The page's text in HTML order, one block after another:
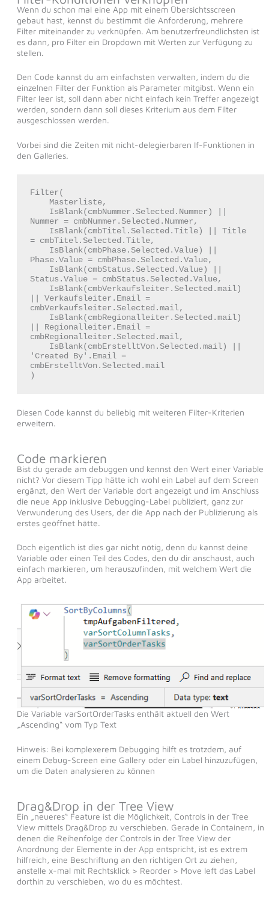
Wenn du schon mal eine App mit einem Übersichtsscreen
gebaut hast, kennst du bestimmt die Anforderung, mehrere
Filter miteinander zu verknüpfen. Am benutzerfreundlichsten ist
es dann, pro Filter ein Dropdown mit Werten zur Verfügung zu
stellen.
Den Code kannst du am einfachsten verwalten, indem du die
einzelnen Filter der Funktion als Parameter mitgibst. Wenn ein
Filter leer ist, soll dann aber nicht einfach kein Treffer angezeigt
werden, sondern dann soll dieses Kriterium aus dem Filter
ausgeschlossen werden.
Vorbei sind die Zeiten mit nicht-delegierbaren If-Funktionen in
den Galleries.
Filter(
Nummer = cmbNummer.Selected.Nummer,
= cmbTitel.Selected.Title,
Phase.Value = cmbPhase.Selected.Value,
Status.Value = cmbStatus.Selected.Value,
|| Verkaufsleiter.Email =
cmbVerkaufsleiter.Selected.mail,
|| Regionalleiter.Email =
cmbRegionalleiter.Selected.mail,
'Created By'.Email =
cmbErstelltVon.Selected.mail
)
Diesen Code kannst du beliebig mit weiteren Filter-Kriterien
erweitern.
Code markieren
Bist du gerade am debuggen und kennst den Wert einer Variable
nicht? Vor diesem Tipp hätte ich wohl ein Label auf dem Screen
ergänzt, den Wert der Variable dort angezeigt und im Anschluss
die neue App inklusive Debugging-Label publiziert, ganz zur
Verwunderung des Users, der die App nach der Publizierung als
erstes geöffnet hätte.
Doch eigentlich ist dies gar nicht nötig, denn du kannst deine
Variable oder einen Teil des Codes, den du dir anschaust, auch
einfach markieren, um herauszufinden, mit welchem Wert die
App arbeitet.
Die Variable varSortOrderTasks enthält aktuell den Wert
„Ascending“ vom Typ Text
Hinweis: Bei komplexerem Debugging hilft es trotzdem, auf
einem Debug-Screen eine Gallery oder ein Label hinzuzufügen,
um die Daten analysieren zu können
Drag&Drop in der Tree View
Ein „neueres“ Feature ist die Möglichkeit, Controls in der Tree
View mittels Drag&Drop zu verschieben. Gerade in Containern, in
denen die Reihenfolge der Controls in der Tree View der
Anordnung der Elemente in der App entspricht, ist es extrem
hilfreich, eine Beschriftung an den richtigen Ort zu ziehen,
anstelle x-mal mit Rechtsklick > Reorder > Move left das Label
dorthin zu verschieben, wo du es möchtest.